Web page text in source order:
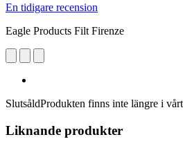
En tidigare recension
Eagle Products Filt Firenze
SlutsåldProdukten finns inte längre i
Liknande produkter